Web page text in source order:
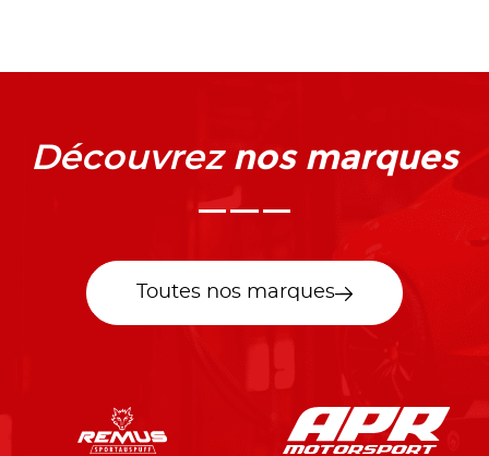
Découvrez nos marques
Toutes nos marques